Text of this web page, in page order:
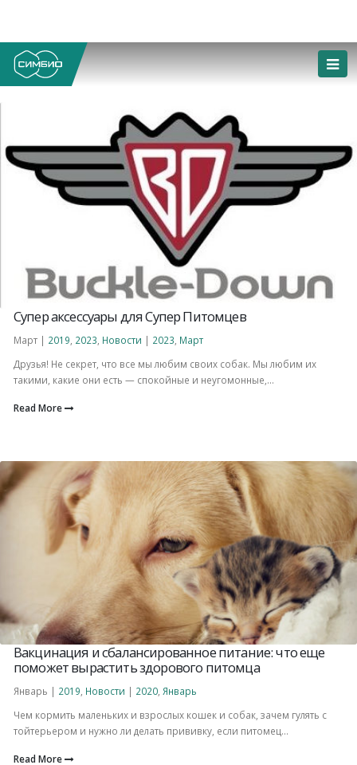
Супер аксессуары для Супер Питомцев
Март | 2019 2023 Новости | 2023 Март
Друзья! Не секрет, что все мы любим своих собак. Мы любим их
такими, какие они есть — спокойные и неугомонные,...
Read More
Вакцинация и сбалансированное питание: что еще
поможет вырастить здорового питомца
Январь | 2019 Новости | 2020 Январь
Чем кормить маленьких и взрослых кошек и собак, зачем гулять с
тойтерьером и нужно ли делать прививку, если питомец...
Read More